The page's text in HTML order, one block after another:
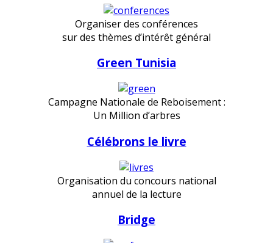
Organiser des conférences
sur des thèmes d’intérêt général
Green Tunisia
Campagne Nationale de Reboisement :
Un Million d’arbres
Célébrons le livre
Organisation du concours national
annuel de la lecture
Bridge